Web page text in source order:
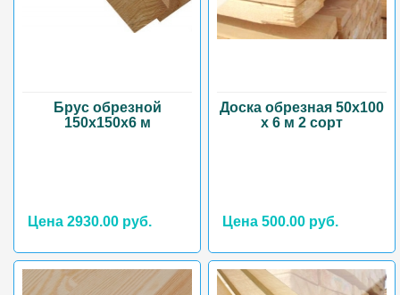
Брус обрезной
150х150х6 м
Цена 2930.00 руб.
Доска обрезная 50х100
х 6 м 2 сорт
Цена 500.00 руб.